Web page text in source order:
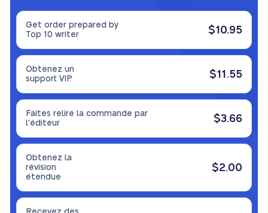
Get order prepared by
Top 10 writer
$10.95
Obtenez un
support VIP
$11.55
Faites relire la commande par
l'éditeur
$3.66
Obtenez la
révision
étendue
$2.00